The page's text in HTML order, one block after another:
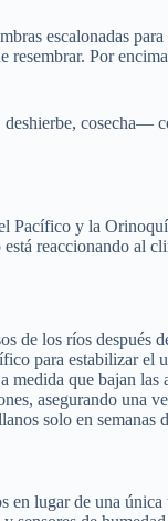
escalonadas
Por
cosecha—
Pacífico y la
reaccionando al
de los ríos después
para estabilizar el
que bajan las
asegurando una
solo en semanas
lugar de una